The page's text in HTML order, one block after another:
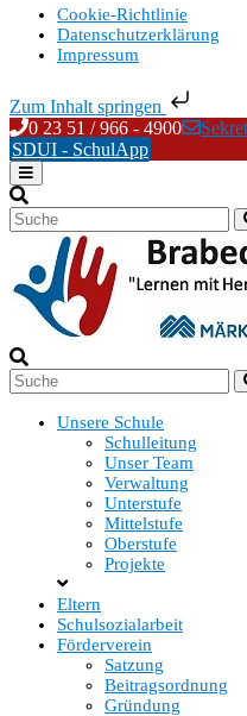
Cookie-Richtlinie
Datenschutzerklärung
Impressum
Zum Inhalt springen
Skip
to
content
0 23 51 / 966 - 4900
SDUI - SchulApp
Unsere Schule
Schulleitung
Unser Team
Verwaltung
Unterstufe
Mittelstufe
Oberstufe
Projekte
Eltern
Schulsozialarbeit
Förderverein
Satzung
Beitragsordnung
Gründung